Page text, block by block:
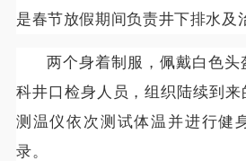
是春节放假期间负责井下排水及
两个身着制服，佩戴白色头
科井口检身人员，组织陆续到来
测温仪依次测试体温并进行健
录。